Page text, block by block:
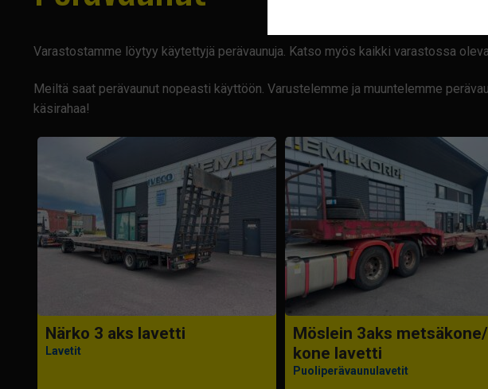
Varastostamme löytyy käytettyjä perävaunuja. Katso myös kaikki varastossa
Meiltä saat perävaunut nopeasti käyttöön. Varustelemme ja muuntelemme
käsirahaa!
Närko 3 aks lavetti
Lavetit
Möslein 3aks metsäkone/
kone lavetti
Puoliperävaunulavetit